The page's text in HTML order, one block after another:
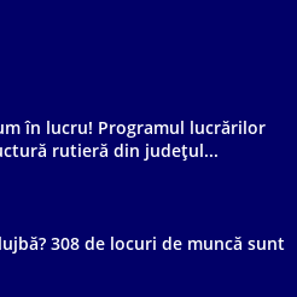
în lucru! Programul lucrărilor
rutieră din județul...
308 de locuri de muncă sunt